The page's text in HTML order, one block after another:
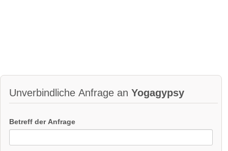
Unverbindliche Anfrage an Yogagypsy
Betreff der Anfrage